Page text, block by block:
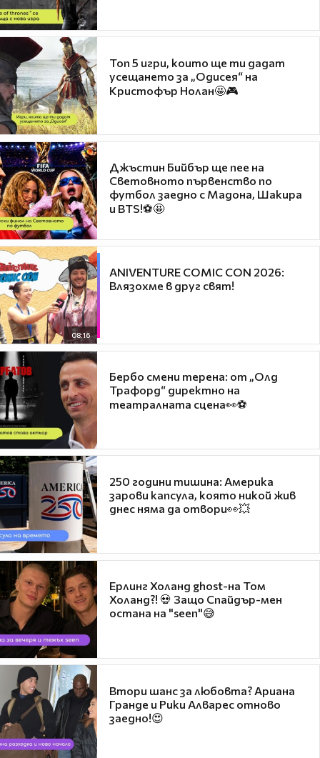
Топ 5 игри, които ще ти дадат
усещането за „Одисея“ на
Кристофър Нолан🤩🎮
Джъстин Бийбър ще пее на
Световното първенство по
футбол заедно с Мадона, Шакира
и BTS!⚽🤩
08:16
ANIVENTURE COMIC CON 2026:
Влязохме в друг свят!
Бербо смени терена: от „Олд
Трафорд“ директно на
театралната сцена👀⚽
250 години тишина: Америка
зарови капсула, която никой жив
днес няма да отвори👀💥
Ерлинг Холанд ghost-на Том
Холанд?! 💀 Защо Спайдър-мен
остана на "seen"😅
Втори шанс за любовта? Ариана
Гранде и Рики Алварес отново
заедно!😍